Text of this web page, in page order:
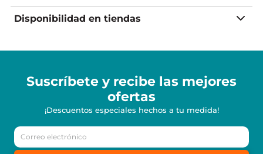
Disponibilidad en tiendas
Suscríbete y recibe las mejores
ofertas
¡Descuentos especiales hechos a tu medida!